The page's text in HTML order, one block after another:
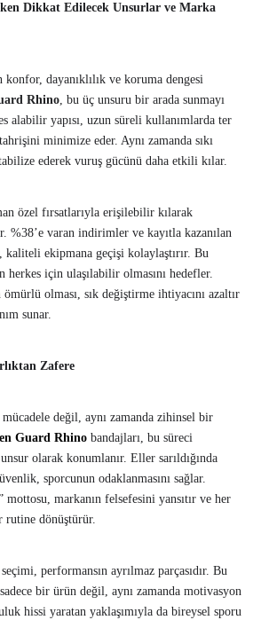
Dikkat Edilecek Unsurlar ve Marka
konfor, dayanıklılık ve koruma dengesi
Rhino, bu üç unsuru bir arada sunmayı
alabilir yapısı, uzun süreli kullanımlarda ter
minimize eder. Aynı zamanda sıkı
ederek vuruş gücünü daha etkili kılar.
özel fırsatlarıyla erişilebilir kılarak
%38’e varan indirimler ve kayıtla kazanılan
kaliteli ekipmana geçişi kolaylaştırır. Bu
herkes için ulaşılabilir olmasını hedefler.
olması, sık değiştirme ihtiyacını azaltır
sunar.
Zafere
değil, aynı zamanda zihinsel bir
Guard Rhino bandajları, bu süreci
olarak konumlanır. Eller sarıldığında
sporcunun odaklanmasını sağlar.
markanın felsefesini yansıtır ve her
rutine dönüştürür.
performansın ayrılmaz parçasıdır. Bu
bir ürün değil, aynı zamanda motivasyon
hissi yaratan yaklaşımıyla da bireysel sporu